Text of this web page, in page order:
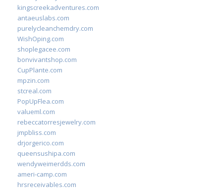
kingscreekadventures.com
antaeuslabs.com
purelycleanchemdry.com
WishOping.com
shoplegacee.com
bonvivantshop.com
CupPlante.com
mpzin.com
stcreal.com
PopUpFlea.com
valueml.com
rebeccatorresjewelry.com
jmpbliss.com
drjorgerico.com
queensushipa.com
wendyweimerdds.com
ameri-camp.com
hrsreceivables.com